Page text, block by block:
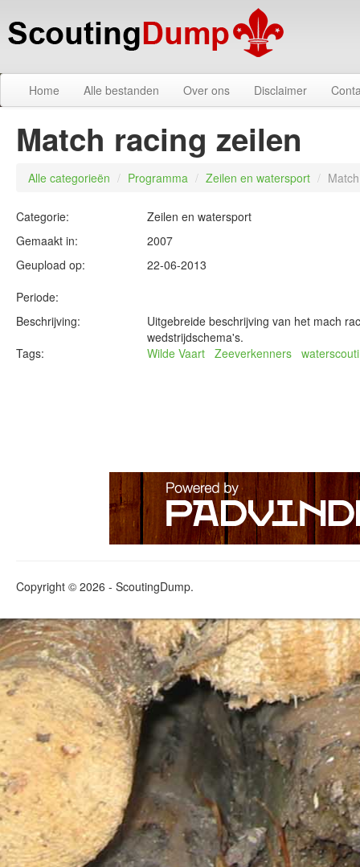
Home Alle bestanden Over ons Disclaimer
Match racing zeilen
Alle categorieën / Programma / Zeilen en watersport /
Categorie:
Zeilen en watersport
Gemaakt in:
2007
Geupload op:
22-06-2013
Periode:
Beschrijving:
Uitgebreide beschrijving van het mach
wedstrijdschema's.
Tags:
Wilde Vaart Zeeverkenners
Copyright © 2026 - ScoutingDump.